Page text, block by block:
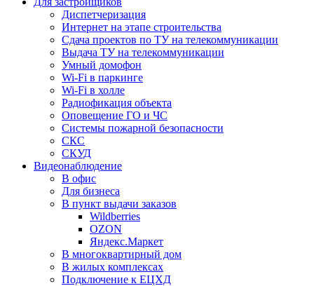
Диспетчеризация
Интернет на этапе строительства
Сдача проектов по ТУ на телекоммуникации
Выдача ТУ на телекоммуникации
Умный домофон
Wi-Fi в паркинге
Wi-Fi в холле
Радиофикация объекта
Оповещение ГО и ЧС
Системы пожарной безопасности
СКС
СКУД
Видеонаблюдение
В офис
Для бизнеса
В пункт выдачи заказов
Wildberries
OZON
Яндекс.Маркет
В многоквартирный дом
В жилых комплексах
Подключение к ЕЦХД